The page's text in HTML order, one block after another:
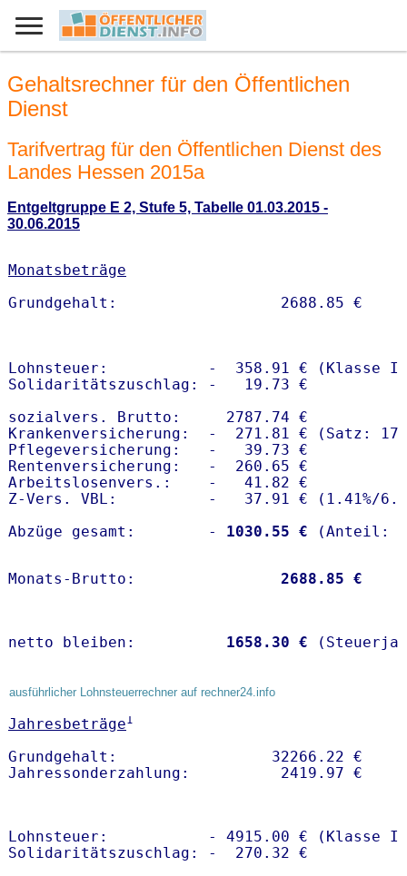
Gehaltsrechner für den Öffentlichen
Dienst
Tarifvertrag für den Öffentlichen Dienst des
Landes Hessen 2015a
Entgeltgruppe E 2, Stufe 5, Tabelle 01.03.2015 -
30.06.2015
Monatsbeträge
Lohnsteuer:           -  358.91 € (Klasse I)
Solidaritätszuschlag: -   19.73 €
sozialvers. Brutto:     2787.74 €
Krankenversicherung:  -  271.81 € (Satz:
Pflegeversicherung:   -   39.73 €
Rentenversicherung:   -  260.65 €
Arbeitslosenvers.:    -   41.82 €
Z-Vers. VBL:          -   37.91 € ( 1.41%/
Abzüge gesamt:        -
1030.55 €
Monats-Brutto: 2688.85 €
netto bleiben: 1658.30 €
ausführlicher Lohnsteuerrechner auf rechner24.info
Jahresbeträge1
Grundgehalt:                 32266.22 €
Lohnsteuer:           - 4915.00 € (Klasse I)
Solidaritätszuschlag: -  270.32 €